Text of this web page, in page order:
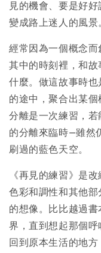
見的機會、要是好
變成路上迷人的風景
經常因為一個概念
其中的時刻裡，和
什麼。做這故事時
的途中，聚合出某
分離是一次練習，
的分離來臨時—雖然
刷過的藍色天空。
《再見的練習》是
色彩和調性和其他
的想像。比比越過
界，直到想起那個呼
回到原本生活的地